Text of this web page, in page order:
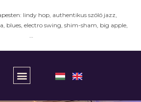
lindy hop, authentikus szóló jazz,
blues, electro swing, shim-sham, big apple,
…